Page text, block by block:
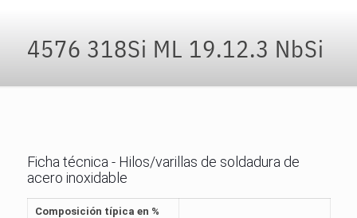
4576 318Si ML 19.12.3 NbSi
Ficha técnica - Hilos/varillas de soldadura de
acero inoxidable
Composición típica en %